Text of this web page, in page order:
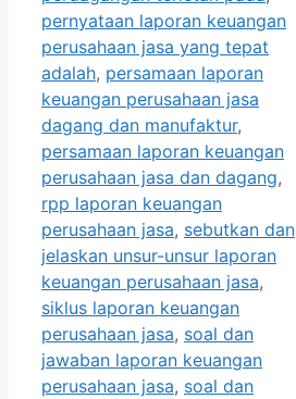
pernyataan laporan keuangan
perusahaan jasa yang tepat
adalah, persamaan laporan
keuangan perusahaan jasa
dagang dan manufaktur,
persamaan laporan keuangan
perusahaan jasa dan dagang,
rpp laporan keuangan
perusahaan jasa, sebutkan dan
jelaskan unsur-unsur laporan
keuangan perusahaan jasa,
siklus laporan keuangan
perusahaan jasa, soal dan
jawaban laporan keuangan
perusahaan jasa, soal dan